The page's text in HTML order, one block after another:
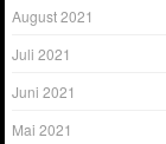
August 2021
Juli 2021
Juni 2021
Mai 2021